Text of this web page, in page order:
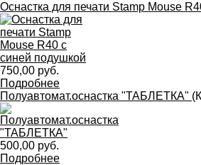
Оснастка для печати Stamp Mouse
750,00 руб.
Подробнее
Полуавтомат.оснастка "ТАБЛЕТКА"
500,00 руб.
Подробнее